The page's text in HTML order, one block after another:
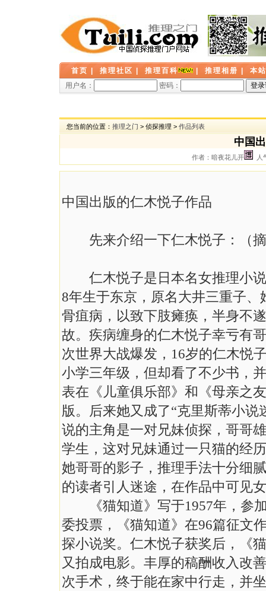
首页 推理社区 推理百科 推理相册
本
用户名：
密码：
您当前的位置： 推理之门 > 侦探推理 > 作品列表
中国
作者：暗夜花儿开 人
中国出版的仁木悦子作品
先来介绍一下仁木悦子：（摘
仁木悦子是日本名女推理小说
8年生于东京，原名大井三重子
骨疽病，以致下肢瘫痪，半身不
故。疾病缠身的仁木悦子幸亏有
次世界大战爆发，16岁的仁木悦
小学三年级，但却看了不少书，
表在《儿童俱乐部》和《母亲之
版。后来她又成了“克里斯蒂小
说的主角是一对兄妹侦探，哥哥
学生，这对兄妹通过一只猫的经
她哥哥的影子，推理手法十分细
的读者引人迷途，在作品中可见
《猫知道》写于1957年，参加
委投票，《猫知道》在96篇征文
探小说奖。仁木悦子获奖后，《
又拍成电影。丰厚的稿酬收入改
次手术，终于能在家中行走，并